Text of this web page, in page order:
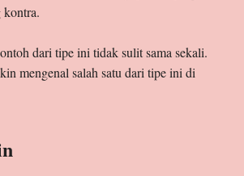
kontra.
dari tipe ini tidak sulit sama sekali.
mengenal salah satu dari tipe ini di